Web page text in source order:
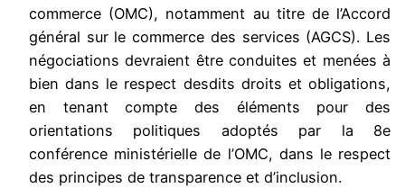
commerce (OMC), notamment au titre de l’Accord
général sur le commerce des services (AGCS). Les
négociations devraient être conduites et menées à
bien dans le respect desdits droits et obligations,
en tenant compte des éléments pour des
orientations politiques adoptés par la 8e
conférence ministérielle de l’OMC, dans le respect
des principes de transparence et d’inclusion.